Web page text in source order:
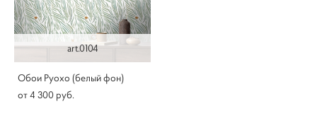
art.0104
Обои Руохо (белый фон)
от 4 300 pуб.